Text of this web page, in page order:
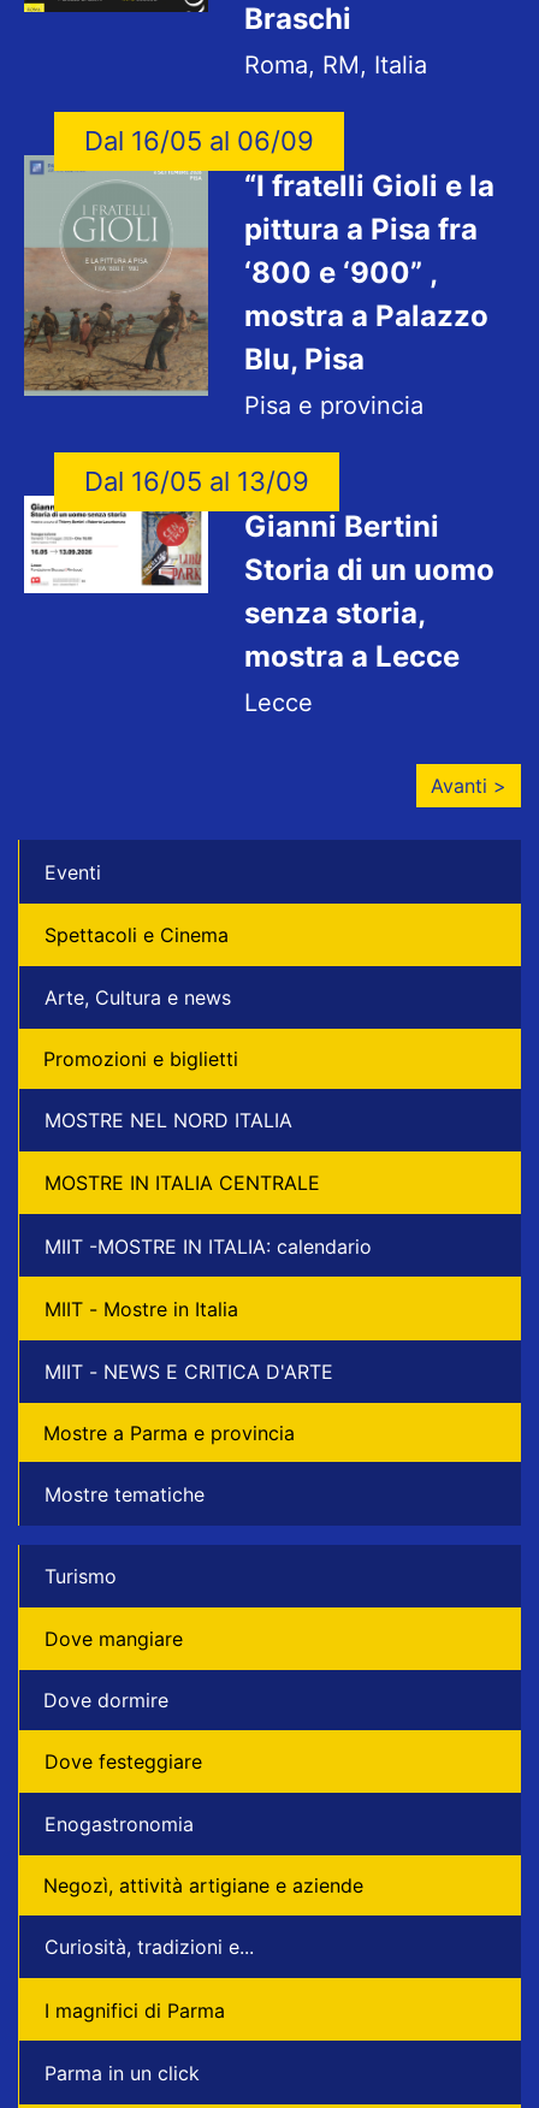
Braschi
Roma, RM, Italia
Dal 16/05 al 06/09
“I fratelli Gioli e la
pittura a Pisa fra
‘800 e ‘900” ,
mostra a Palazzo
Blu, Pisa
Pisa e provincia
Dal 16/05 al 13/09
Gianni Bertini
Storia di un uomo
senza storia,
mostra a Lecce
Lecce
Avanti >
Eventi
Spettacoli e Cinema
Arte, Cultura e news
Promozioni e biglietti
MOSTRE NEL NORD ITALIA
MOSTRE IN ITALIA CENTRALE
MIIT -MOSTRE IN ITALIA: calendario
MIIT - Mostre in Italia
MIIT - NEWS E CRITICA D'ARTE
Mostre a Parma e provincia
Mostre tematiche
Turismo
Dove mangiare
Dove dormire
Dove festeggiare
Enogastronomia
Negozì, attività artigiane e aziende
Curiosità, tradizioni e...
I magnifici di Parma
Parma in un click